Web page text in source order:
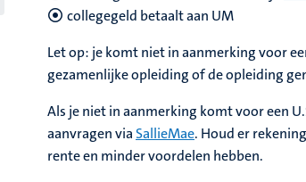
collegegeld betaalt aan UM
Let op: je komt niet in aanmerking voor
gezamenlijke opleiding of de opleiding
Als je niet in aanmerking komt voor een
aanvragen via SallieMae. Houd er
rente en minder voordelen hebben.